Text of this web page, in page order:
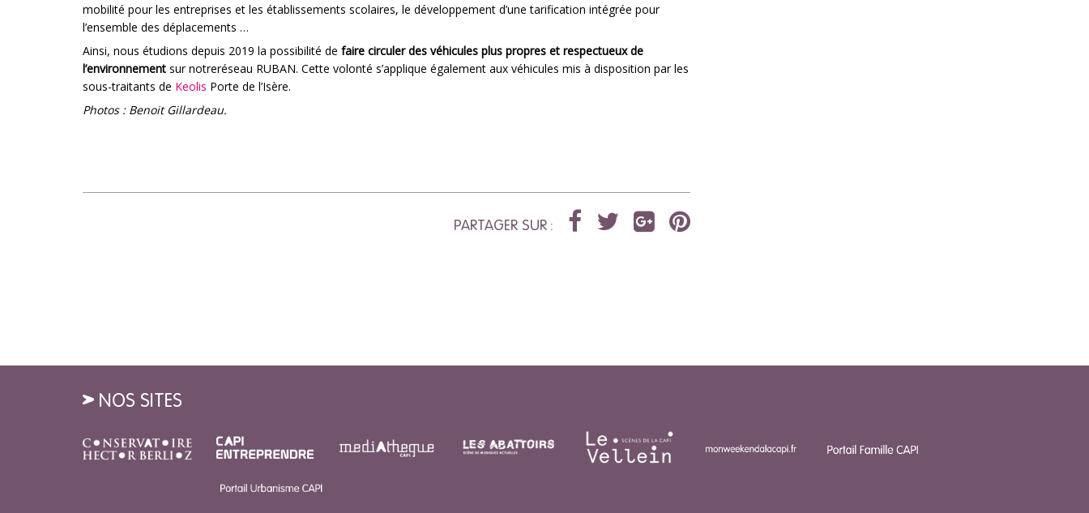
mobilité pour les entreprises et les établissements scolaires, le développement d’une tarification intégrée pour
l’ensemble des déplacements …
Ainsi, nous étudions depuis 2019 la possibilité de faire circuler des véhicules plus propres et respectueux de
l’environnement sur notreréseau RUBAN. Cette volonté s’applique également aux véhicules mis à disposition par les
sous-traitants de Keolis Porte de l’Isère.
Photos : Benoit Gillardeau.
PARTAGER SUR :
NOS SITES